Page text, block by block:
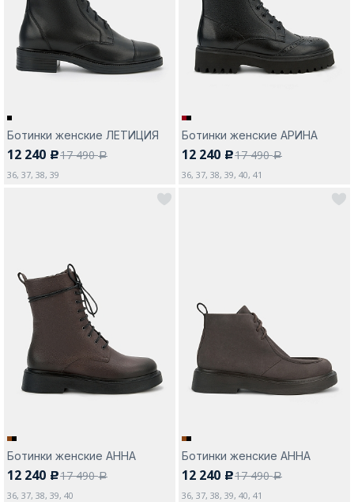
Ботинки женские ЛЕТИЦИЯ
12 240 c17 490a
36, 37, 38, 39
Ботинки женские АРИНА
12 240 c17 490a
36, 37, 38, 39, 40, 41
Ботинки женские АННА
12 240 c17 490a
36, 37, 38, 39, 40
Ботинки женские АННА
12 240 c17 490a
36, 37, 38, 39, 40, 41